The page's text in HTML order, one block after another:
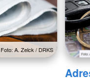
Foto: A. Zelck / DRKS